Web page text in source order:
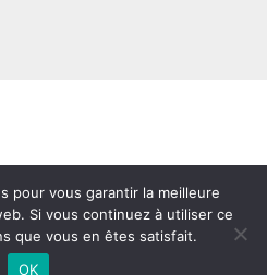
pour vous garantir la meilleure
Si vous continuez à utiliser ce
que vous en êtes satisfait.
OK